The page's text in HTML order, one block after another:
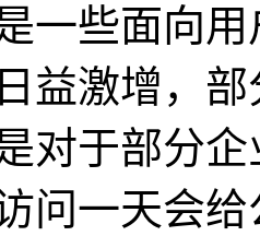
一些面向
益激增，
对于部分
问一天会